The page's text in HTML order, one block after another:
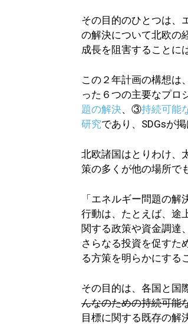
その目的のひとつは、
の解決について北欧の
成長を阻害することに
この２年計画の構想は
った６つの主要なプ
題の解決、③持続可能
研究であり、SDGsが
北欧諸国はとりわけ、
策の多くが他の場所で
「エネルギー問題の
行動は、たとえば、途
関する政策や資金調達
さらなる投資を促すた
る方策を明らかにする
その目的は、各国と国
んなのための持続可能
目標に関する既存の解